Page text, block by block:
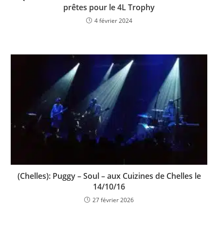
prêtes pour le 4L Trophy
4 février 2024
(Chelles): Puggy – Soul – aux Cuizines de Chelles le
14/10/16
27 février 2026